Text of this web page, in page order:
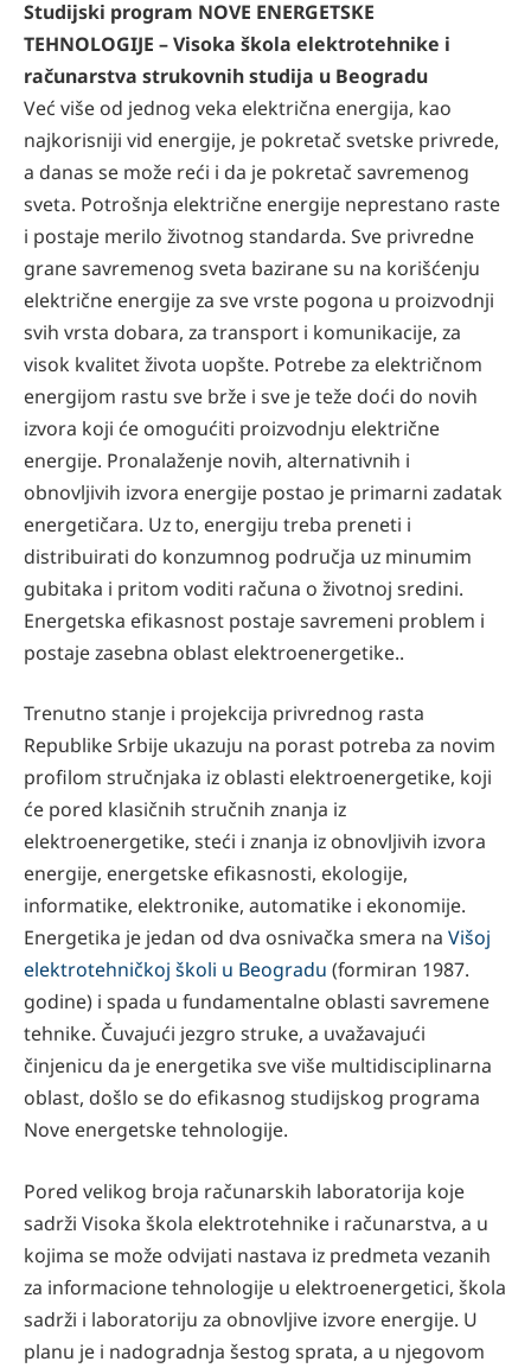
Studijski program NOVE ENERGETSKE
TEHNOLOGIJE – Visoka škola elektrotehnike i
računarstva strukovnih studija u Beogradu
Već više od jednog veka električna energija, kao
najkorisniji vid energije, je pokretač svetske privrede,
a danas se može reći i da je pokretač savremenog
sveta. Potrošnja električne energije neprestano raste
i postaje merilo životnog standarda. Sve privredne
grane savremenog sveta bazirane su na korišćenju
električne energije za sve vrste pogona u proizvodnji
svih vrsta dobara, za transport i komunikacije, za
visok kvalitet života uopšte. Potrebe za električnom
energijom rastu sve brže i sve je teže doći do novih
izvora koji će omogućiti proizvodnju električne
energije. Pronalaženje novih, alternativnih i
obnovljivih izvora energije postao je primarni zadatak
energetičara. Uz to, energiju treba preneti i
distribuirati do konzumnog područja uz minumim
gubitaka i pritom voditi računa o životnoj sredini.
Energetska efikasnost postaje savremeni problem i
postaje zasebna oblast elektroenergetike..
Trenutno stanje i projekcija privrednog rasta
Republike Srbije ukazuju na porast potreba za novim
profilom stručnjaka iz oblasti elektroenergetike, koji
će pored klasičnih stručnih znanja iz
elektroenergetike, steći i znanja iz obnovljivih izvora
energije, energetske efikasnosti, ekologije,
informatike, elektronike, automatike i ekonomije.
Energetika je jedan od dva osnivačka smera na Višoj
elektrotehničkoj školi u Beogradu (formiran 1987.
godine) i spada u fundamentalne oblasti savremene
tehnike. Čuvajući jezgro struke, a uvažavajući
činjenicu da je energetika sve više multidisciplinarna
oblast, došlo se do efikasnog studijskog programa
Nove energetske tehnologije.
Pored velikog broja računarskih laboratorija koje
sadrži Visoka škola elektrotehnike i računarstva, a u
kojima se može odvijati nastava iz predmeta vezanih
za informacione tehnologije u elektroenergetici, škola
sadrži i laboratoriju za obnovljive izvore energije. U
planu je i nadogradnja šestog sprata, a u njegovom